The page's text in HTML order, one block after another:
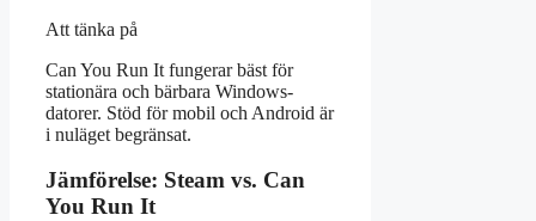
Att tänka på
Can You Run It fungerar bäst för
stationära och bärbara Windows-
datorer. Stöd för mobil och Android är
i nuläget begränsat.
Jämförelse: Steam vs. Can
You Run It